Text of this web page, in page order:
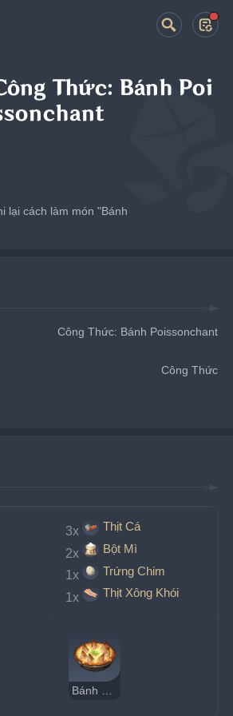
Thức: Bánh Poi
lại cách làm món "Bánh
Công Thức: Bánh Poissonchant
Công Thức
3x
Thịt Cá
2x
Bột Mì
1x
Trứng Chim
1x
Thịt Xông Khói